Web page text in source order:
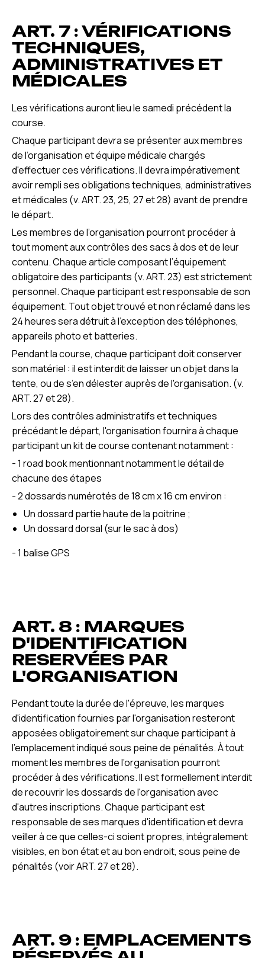
ART. 7 : VÉRIFICATIONS
TECHNIQUES,
ADMINISTRATIVES ET
MÉDICALES
Les vérifications auront lieu le samedi précédent la
course.
Chaque participant devra se présenter aux membres
de l’organisation et équipe médicale chargés
d'effectuer ces vérifications. Il devra impérativement
avoir rempli ses obligations techniques, administratives
et médicales (v. ART. 23, 25, 27 et 28) avant de prendre
le départ.
Les membres de l’organisation pourront procéder à
tout moment aux contrôles des sacs à dos et de leur
contenu. Chaque article composant l’équipement
obligatoire des participants (v. ART. 23) est strictement
personnel. Chaque participant est responsable de son
équipement. Tout objet trouvé et non réclamé dans les
24 heures sera détruit à l’exception des téléphones,
appareils photo et batteries.
Pendant la course, chaque participant doit conserver
son matériel : il est interdit de laisser un objet dans la
tente, ou de s’en délester auprès de l'organisation. (v.
ART. 27 et 28).
Lors des contrôles administratifs et techniques
précédant le départ, l'organisation fournira à chaque
participant un kit de course contenant notamment :
- 1 road book mentionnant notamment le détail de
chacune des étapes
- 2 dossards numérotés de 18 cm x 16 cm environ :
Un dossard partie haute de la poitrine ;
Un dossard dorsal (sur le sac à dos)
- 1 balise GPS
ART. 8 : MARQUES
D'IDENTIFICATION
RESERVÉES PAR
L'ORGANISATION
Pendant toute la durée de l'épreuve, les marques
d'identification fournies par l'organisation resteront
apposées obligatoirement sur chaque participant à
l'emplacement indiqué sous peine de pénalités. À tout
moment les membres de l’organisation pourront
procéder à des vérifications. Il est formellement interdit
de recouvrir les dossards de l'organisation avec
d'autres inscriptions. Chaque participant est
responsable de ses marques d'identification et devra
veiller à ce que celles-ci soient propres, intégralement
visibles, en bon état et au bon endroit, sous peine de
pénalités (voir ART. 27 et 28).
ART. 9 : EMPLACEMENTS